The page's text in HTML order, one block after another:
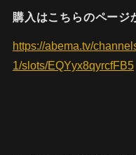
購入はこちらのページ
https://abema.tv/
1/slots/EQYyx8qyrcfFB5